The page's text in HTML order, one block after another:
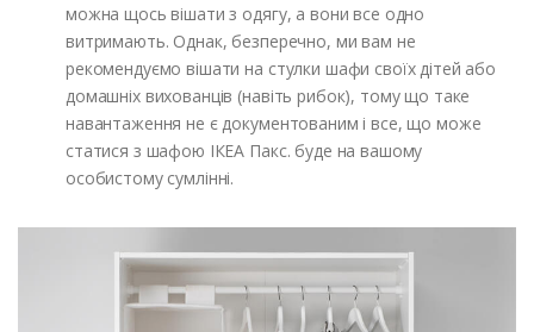
можна щось вішати з одягу, а вони все одно
витримають. Однак, безперечно, ми вам не
рекомендуємо вішати на стулки шафи своїх дітей або
домашніх вихованців (навіть рибок), тому що таке
навантаження не є документованим і все, що може
статися з шафою ІКЕА Пакс. буде на вашому
особистому сумлінні.